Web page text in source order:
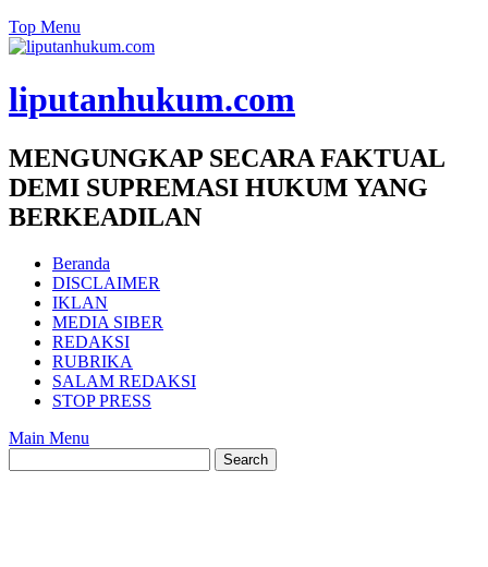
Top Menu
liputanhukum.com
MENGUNGKAP SECARA FAKTUAL
DEMI SUPREMASI HUKUM YANG
BERKEADILAN
Beranda
DISCLAIMER
IKLAN
MEDIA SIBER
REDAKSI
RUBRIKA
SALAM REDAKSI
STOP PRESS
Main Menu